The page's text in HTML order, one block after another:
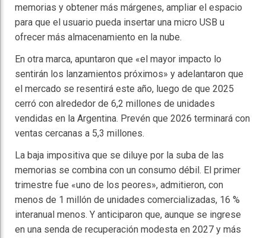
memorias y obtener más márgenes, ampliar el espacio
para que el usuario pueda insertar una micro USB u
ofrecer más almacenamiento en la nube.
En otra marca, apuntaron que «el mayor impacto lo
sentirán los lanzamientos próximos» y adelantaron que
el mercado se resentirá este año, luego de que 2025
cerró con alrededor de 6,2 millones de unidades
vendidas en la Argentina. Prevén que 2026 terminará con
ventas cercanas a 5,3 millones.
La baja impositiva que se diluye por la suba de las
memorias se combina con un consumo débil. El primer
trimestre fue «uno de los peores», admitieron, con
menos de 1 millón de unidades comercializadas, 16 %
interanual menos. Y anticiparon que, aunque se ingrese
en una senda de recuperación modesta en 2027 y más